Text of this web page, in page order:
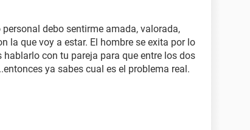
debo sentirme amada, valorada,
la que voy a estar. El hombre se exita por lo
hablarlo con tu pareja para que entre los dos
ya sabes cual es el problema real.